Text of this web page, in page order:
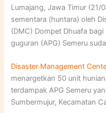
Lumajang, Jawa Timur
sementara (huntara) oleh
(DMC) Dompet Dhuafa
guguran (APG) Semeru
Disaster Management
menargetkan 50 unit
terdampak APG Semeru
Sumbermujur, Kecamatan